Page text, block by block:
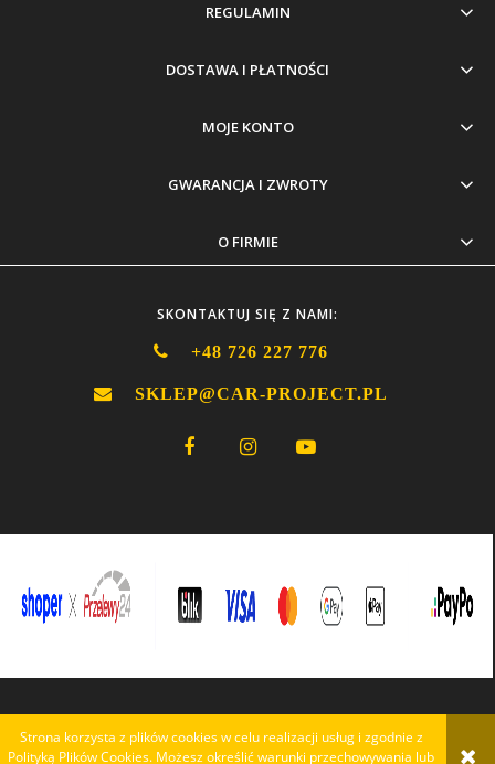
Strona korzysta z plików cookies w celu realizacji usług i zgodnie z
Polityką Plików Cookies. Możesz określić warunki przechowywania lub
REGULAMIN
DOSTAWA I PŁATNOŚCI
MOJE KONTO
GWARANCJA I ZWROTY
O FIRMIE
SKONTAKTUJ SIĘ Z NAMI:
+48 726 227 776
SKLEP@CAR-PROJECT.PL
POKAŻ PEŁNĄ WERSJĘ STRONY